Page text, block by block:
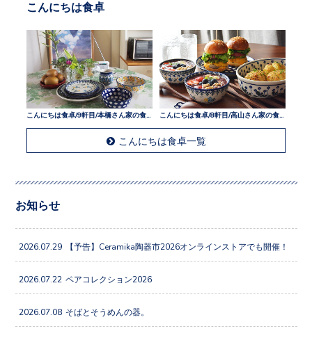
こんにちは食卓/9軒目/本橋さん家の食卓 こんにちは食卓/8軒目/高山さん家の食卓
こんにちは食卓一覧
お知らせ